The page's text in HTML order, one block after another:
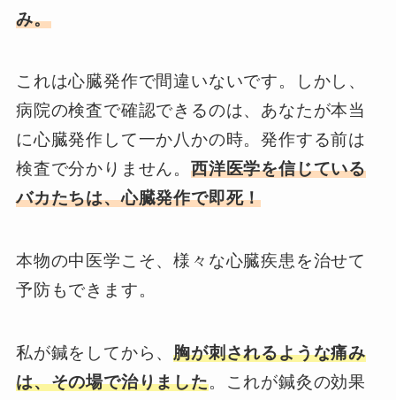
み。
これは心臓発作で間違いないです。しかし、
病院の検査で確認できるのは、あなたが本当
に心臓発作して一か八かの時。発作する前は
検査で分かりません。 西洋医学を信じている
バカたちは、心臓発作で即死！
本物の中医学こそ、様々な心臓疾患を治せて
予防もできます。
私が鍼をしてから、胸が刺されるような痛み
は、その場で治りました。これが鍼灸の効果